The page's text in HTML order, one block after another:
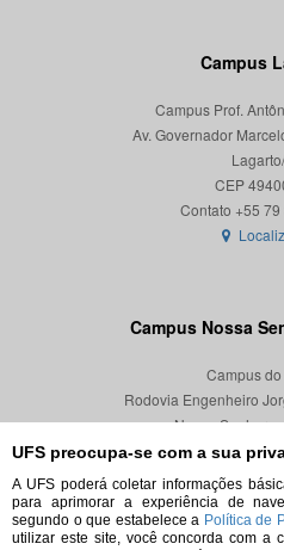
UFS preocupa-se com a sua
A UFS poderá coletar informações
para aprimorar a experiência de
segundo o que estabelece a Política de
utilizar este site, você concorda com a
Campus
Campus Prof.
Av. Governador
CEP
Campus Nossa
Campus
Rodovia Engenheiro
Nossa Senhora
CEP